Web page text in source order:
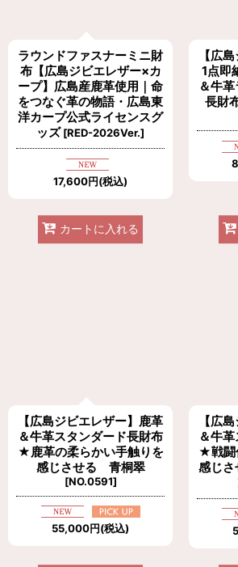
ラウンドファスナーミニ財
布【広島ジビエレザー×カ
ープ】広島産鹿革使用｜命
をつなぐ革の物語・広島東
洋カープ公式ライセンスグ
ッズ [RED-2026Ver.]
17,600円(税込)
カートに入れる
【広
1点即
＆牛
長財
【広島ジビエレザー】鹿革
＆牛革スタンダード長財布
★鹿革の柔らかい手触りを
感じさせる 青桐翠
[NO.0591]
55,000円(税込)
【広
＆牛
★戦闘
感じ